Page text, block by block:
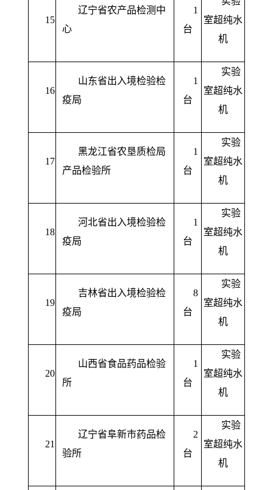
15
辽宁省农产品检测中
心
1
台
室超纯水
机
16
山东省出入境检验检
疫局
1
台
实验
室超纯水
机
17
黑龙江省农垦质检局
产品检验所
1
台
实验
室超纯水
机
18
河北省出入境检验检
疫局
1
台
实验
室超纯水
机
19
吉林省出入境检验检
疫局
8
台
实验
室超纯水
机
20
山西省食品药品检验
所
1
台
实验
室超纯水
机
21
辽宁省阜新市药品检
验所
2
台
实验
室超纯水
机